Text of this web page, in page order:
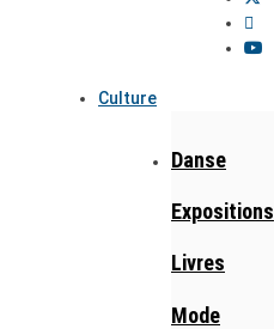
Culture
Danse
Expositions
Livres
Mode